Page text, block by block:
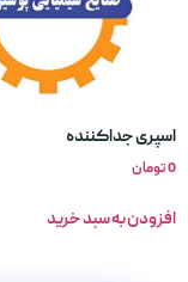
اسپری جداکننده
0تومان
افزودن به سبد خرید